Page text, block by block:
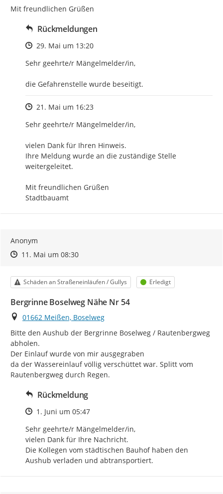
Mit freundlichen Grüßen
Rückmeldungen
Zeitpunkt des Erstellens
29. Mai um 13:20
Sehr geehrte/r Mängelmelder/in,
die Gefahrenstelle wurde beseitigt.
Zeitpunkt des Erstellens
21. Mai um 16:23
Sehr geehrte/r Mängelmelder/in,
vielen Dank für Ihren Hinweis.
Ihre Meldung wurde an die zuständige Stelle
weitergeleitet.
Mit freundlichen Grüßen
Stadtbauamt
Anonym
Zeitpunkt des Erstellens
Zeitpunkt des Erstellens
11. Mai um 08:30Zur Äußerung
Kategorie
Schäden an Straßeneinläufen / Gullys Status
Erledigt
Bergrinne Boselweg Nähe Nr 54
Ort
01662 Meißen, Boselweg
Bitte den Aushub der Bergrinne Boselweg / Rautenbergweg
abholen.
Der Einlauf wurde von mir ausgegraben
da der Wassereinlauf völlig verschüttet war. Splitt vom
Rautenbergweg durch Regen.
Rückmeldung
Zeitpunkt des Erstellens
1. Juni um 05:47
Sehr geehrte/r Mängelmelder/in,
vielen Dank für Ihre Nachricht.
Die Kollegen vom städtischen Bauhof haben den
Aushub verladen und abtransportiert.